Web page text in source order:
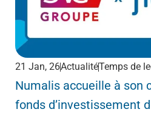
21 Jan, 26ActualitéTemps de
Numalis accueille à son
fonds d’investissement